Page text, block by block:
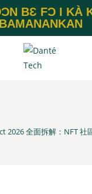
BƐ FƆ I KÀ
BAMANANKAN
2026 全面拆解：NFT